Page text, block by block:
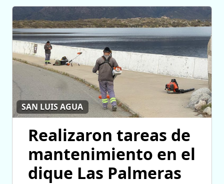
SAN LUIS AGUA
Realizaron tareas de
mantenimiento en el
dique Las Palmeras